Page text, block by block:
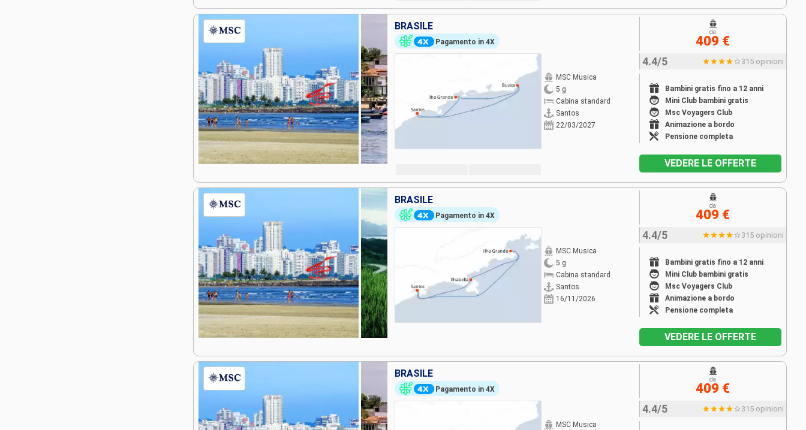
BRASILE
Pagamento in 4X
MSC Musica
5 g
Cabina standard
Santos
22/03/2027
4.4/5 315 opinioni
Bambini gratis fino a 12 anni
Mini Club bambini gratis
Msc Voyagers Club
Animazione a bordo
Pensione completa
da
409 €
VEDERE LE OFFERTE
BRASILE
Pagamento in 4X
MSC Musica
5 g
Cabina standard
Santos
16/11/2026
4.4/5 315 opinioni
Bambini gratis fino a 12 anni
Mini Club bambini gratis
Msc Voyagers Club
Animazione a bordo
Pensione completa
da
409 €
VEDERE LE OFFERTE
BRASILE
Pagamento in 4X
MSC Musica
4.4/5 315 opinioni
da
409 €